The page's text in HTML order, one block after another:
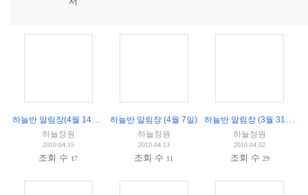
2)
하늘정원
2010.04.15
조회 수 17
하늘반 알림장 (4월 7일)
하늘정원
2010.04.13
조회 수 11
하늘정원
2010.04.02
조회 수 29